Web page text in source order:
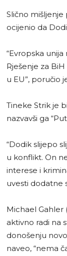
Slično mišljenje
ocijenio da
“Evropska
Rješenje za
u EU”, poručio
Tineke Strik je
nazvavši ga
“Dodik slijepo
u konflikt. On
interese i
uvesti dodatne
Michael Gahler
aktivno radi na
donošenju
naveo, “nema